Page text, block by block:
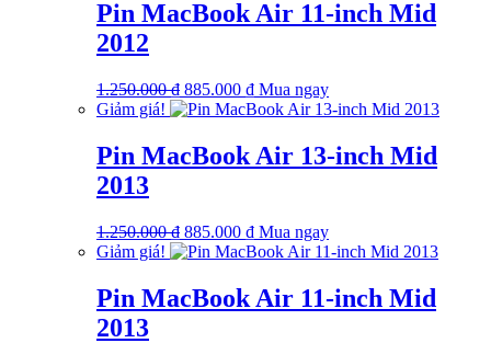
1.250.000 ₫.
là:
885.000 ₫.
Pin MacBook Air 11-inch Mid
2012
1.250.000₫ Giá
gốc
1.250.000 ₫.
885.000 ₫Giá
hiện
là:
885.000 ₫.
Mua ngay
Giảm giá!
Pin MacBook Air 13-inch Mid
2013
1.250.000₫ Giá
gốc
1.250.000 ₫.
885.000 ₫Giá
hiện
là:
885.000 ₫.
Mua ngay
Giảm giá!
Pin MacBook Air 11-inch Mid
2013